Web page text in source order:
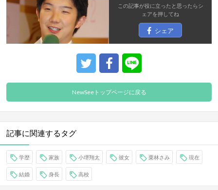
この記事が役に立ったと思ったらシ
ェアを押してね
シェア
NewSeeトップページに戻る
記事に関連するタグ
学歴 家族 小堺翔太 彼女 栗林さみ 現在
結婚 身長 高校